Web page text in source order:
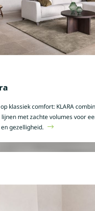
klassiek comfort: KLARA
met zachte volumes voor
gezelligheid.